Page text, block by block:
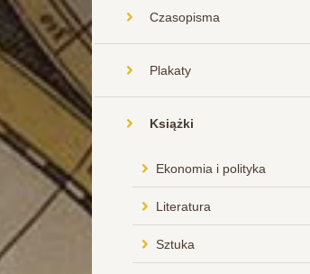
Czasopisma
Plakaty
Książki
Ekonomia i polityka
Literatura
Sztuka